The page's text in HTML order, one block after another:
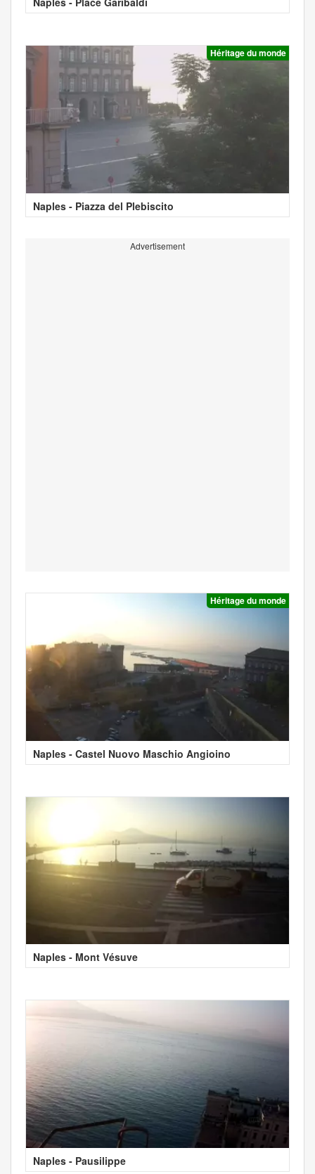
Héritage du monde
Naples - Piazza del Plebiscito
Advertisement
Héritage du monde
Naples - Castel Nuovo Maschio Angioino
Naples - Mont Vésuve
Naples - Pausilippe